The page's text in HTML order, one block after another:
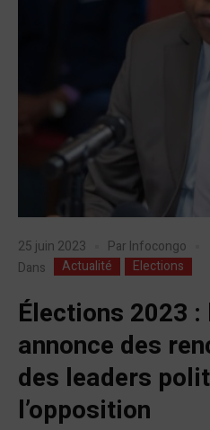
25 juin 2023 Par Infocongo
Dans
Actualité Elections
Élections 2023 :
annonce des
des leaders
l’opposition